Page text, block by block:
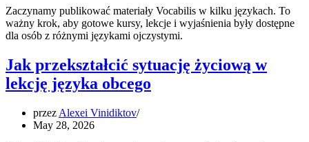
Zaczynamy publikować materiały Vocabilis w kilku językach. To
ważny krok, aby gotowe kursy, lekcje i wyjaśnienia były dostępne
dla osób z różnymi językami ojczystymi.
Jak przekształcić sytuację życiową w
lekcję języka obcego
przez Alexei Vinidiktov
May 28, 2026